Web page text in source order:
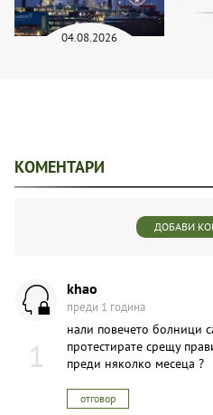
04.08.2026
КОМЕНТАРИ
ДОБАВИ
1
khao
преди 1 година
нали повечето болници
протестирате срещу
преди няколко месеца ?
отговор